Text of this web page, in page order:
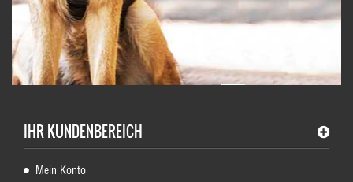
IHR KUNDENBEREICH
Mein Konto